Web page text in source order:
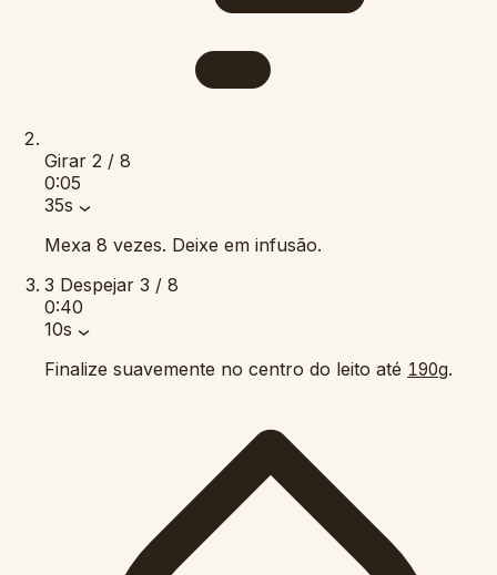
Girar 2 / 8
0:05
35s
Mexa 8 vezes. Deixe em infusão.
3 Despejar 3 / 8
0:40
10s
Finalize suavemente no centro do leito até 190g.